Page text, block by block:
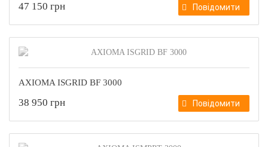
47 150 грн Повідомити
AXIOMA ISGRID BF 3000
38 950 грн Повідомити